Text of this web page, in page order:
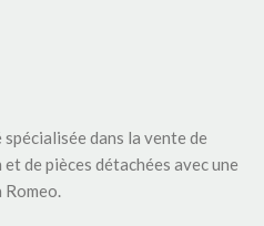
dans la vente de
de pièces détachées avec une